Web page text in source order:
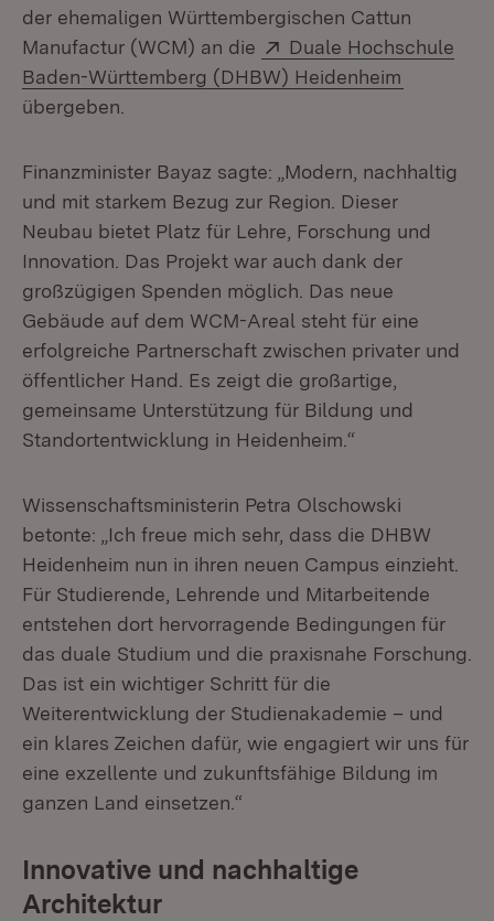
der ehemaligen Württembergischen Cattun
Manufactur (WCM) an die
Extern:
Duale Hochschule
Baden-Württemberg (DHBW) Heidenheim
übergeben.
Finanzminister Bayaz sagte: „Modern, nachhaltig
und mit starkem Bezug zur Region. Dieser
Neubau bietet Platz für Lehre, Forschung und
Innovation. Das Projekt war auch dank der
großzügigen Spenden möglich. Das neue
Gebäude auf dem WCM-Areal steht für eine
erfolgreiche Partnerschaft zwischen privater und
öffentlicher Hand. Es zeigt die großartige,
gemeinsame Unterstützung für Bildung und
Standortentwicklung in Heidenheim.“
Wissenschaftsministerin Petra Olschowski
betonte: „Ich freue mich sehr, dass die DHBW
Heidenheim nun in ihren neuen Campus einzieht.
Für Studierende, Lehrende und Mitarbeitende
entstehen dort hervorragende Bedingungen für
das duale Studium und die praxisnahe Forschung.
Das ist ein wichtiger Schritt für die
Weiterentwicklung der Studienakademie – und
ein klares Zeichen dafür, wie engagiert wir uns für
eine exzellente und zukunftsfähige Bildung im
ganzen Land einsetzen.“
Innovative und nachhaltige
Architektur